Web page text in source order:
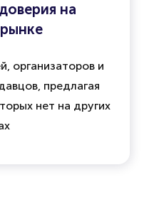
на
организаторов и
предлагая
нет на других